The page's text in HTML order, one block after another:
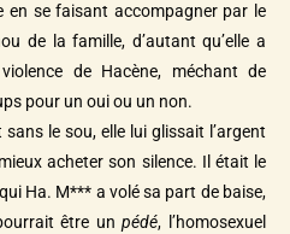
en se faisant accompagner par le
de la famille, d’autant qu’elle a
de Hacène, méchant de
pour un oui ou un non.
le sou, elle lui glissait l’argent
acheter son silence. Il était le
Ha. M*** a volé sa part de baise,
être unpédé, l’homosexuel